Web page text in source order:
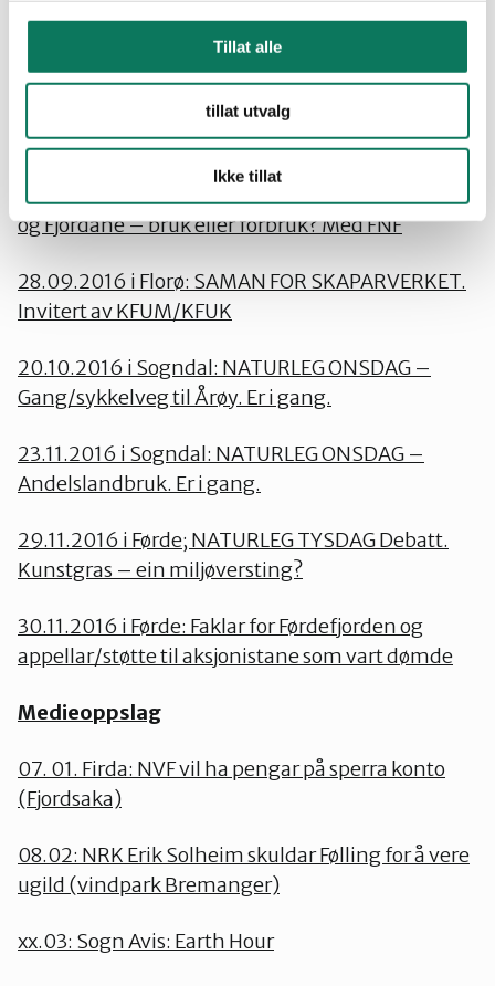
Tillat alle
tillat utvalg
Ikke tillat
10.08: 2016 i Førde: Om Naturvernforbundet på
27.08.2016 i Stryn: Flaggermusnatt v/Thorleif
Jacobsen
09.09.2016 i Sogndal: Bålmøte: naturen i Sogn
og Fjordane – bruk eller forbruk? Med FNF
28.09.2016 i Florø: SAMAN FOR SKAPARVERKET.
Invitert av KFUM/KFUK
20.10.2016 i Sogndal: NATURLEG ONSDAG –
Gang/sykkelveg til Årøy. Er i gang.
23.11.2016 i Sogndal: NATURLEG ONSDAG –
Andelslandbruk. Er i gang.
29.11.2016 i Førde; NATURLEG TYSDAG Debatt.
Kunstgras – ein miljøversting?
30.11.2016 i Førde: Faklar for Førdefjorden og
appellar/støtte til aksjonistane som vart dømde
Medieoppslag
07. 01. Firda: NVF vil ha pengar på sperra konto
(Fjordsaka)
08.02: NRK Erik Solheim skuldar Følling for å vere
ugild (vindpark Bremanger)
xx.03: Sogn Avis: Earth Hour